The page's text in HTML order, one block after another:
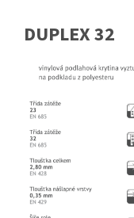
DUPLEX 32